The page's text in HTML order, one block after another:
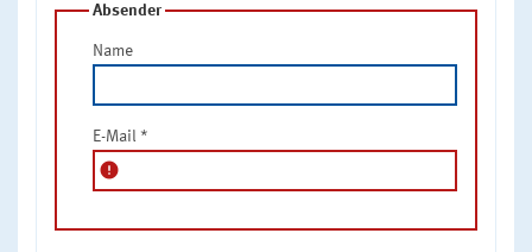
Absender
Name
E-Mail *
error